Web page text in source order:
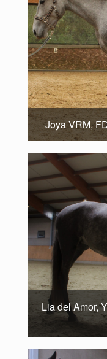
Joya VRM,
Lia del Amor,